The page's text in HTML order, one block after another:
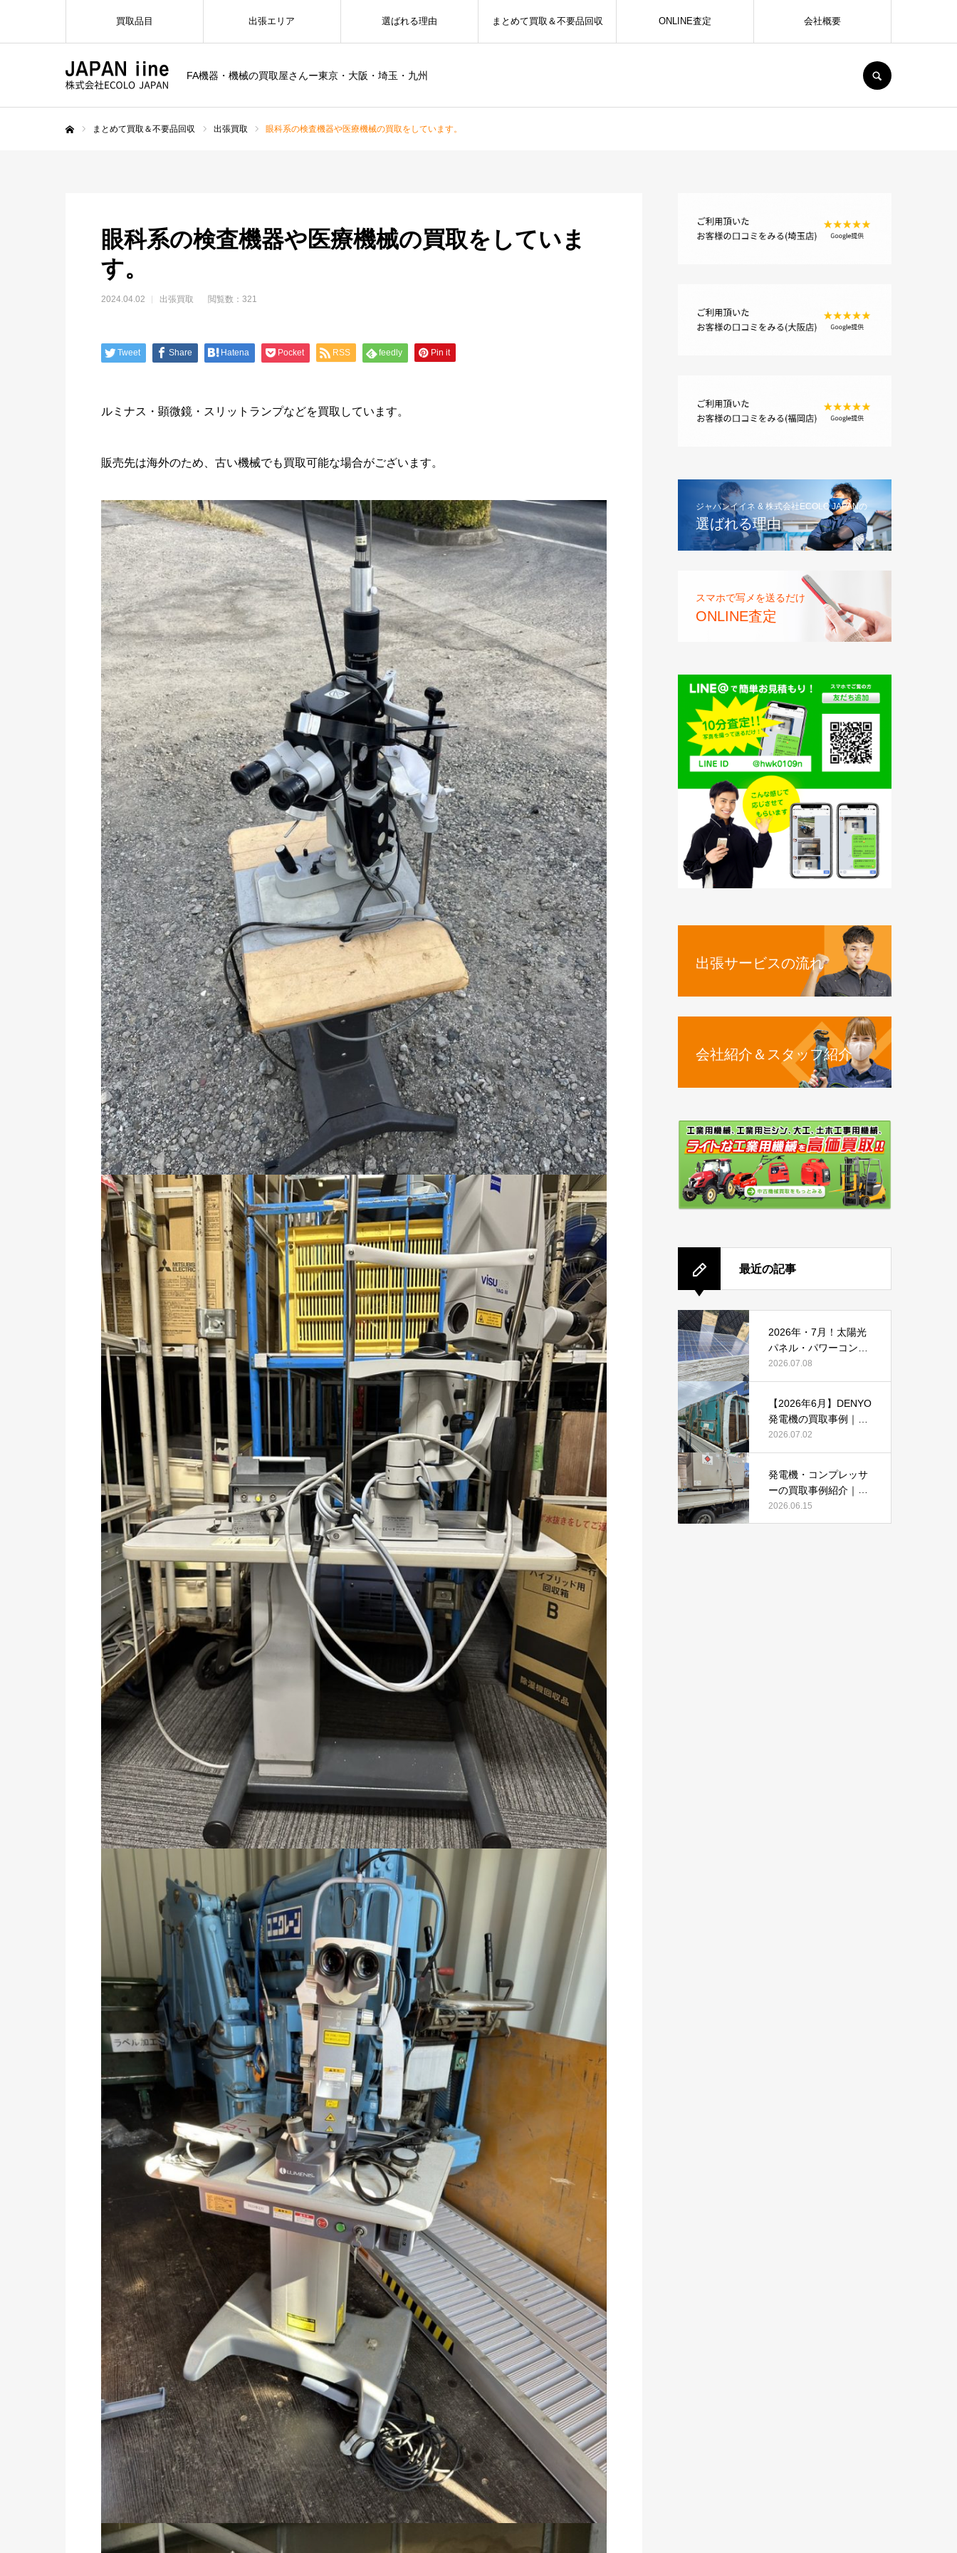
FA機器・機械の買取屋さんー東京・大阪・埼玉・九州
買取品目 出張エリア 選ばれる理由 まとめて買取＆不要品回収 ONLINE査定 会社概要
まとめて買取＆不要品回収 出張買取 眼科系の検査機器や医療機械の買取をしています。
眼科系の検査機器や医療機械の買取をしていま
す。
2024.04.02 出張買取 閲覧数：321
Tweet Share Hatena Pocket RSS feedly Pin it
ルミナス・顕微鏡・スリットランプなどを買取しています。
販売先は海外のため、古い機械でも買取可能な場合がございます。
ジャパンイイネ & 株式会社ECOLO JAPANの
選ばれる理由
スマホで写メを送るだけ
ONLINE査定
出張サービスの流れ
会社紹介＆スタッフ紹介
最近の記事
2026年・7月！太陽光
パネル・パワーコンデ
ィショナーの買取・無
料でのお引き取り強化
2026.07.08
【2026年6月】DENYO
発電機の買取事例｜錆
あり・故障品・大型発
電機も買取しました
2026.07.02
発電機・コンプレッサ
ーの買取事例紹介｜DE
NYO・AIRMANを2026
年6月も買取強化中
2026.06.15